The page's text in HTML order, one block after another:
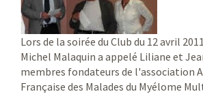
Lors de la soirée du Club du 12 avril
Michel Malaquin a appelé Liliane et
membres fondateurs de l'association
Française des Malades du Myélome